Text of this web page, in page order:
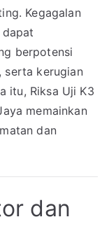
Kegagalan
berpotensi
serta kerugian
itu, Riksa Uji K3
memainkan
dan
dan